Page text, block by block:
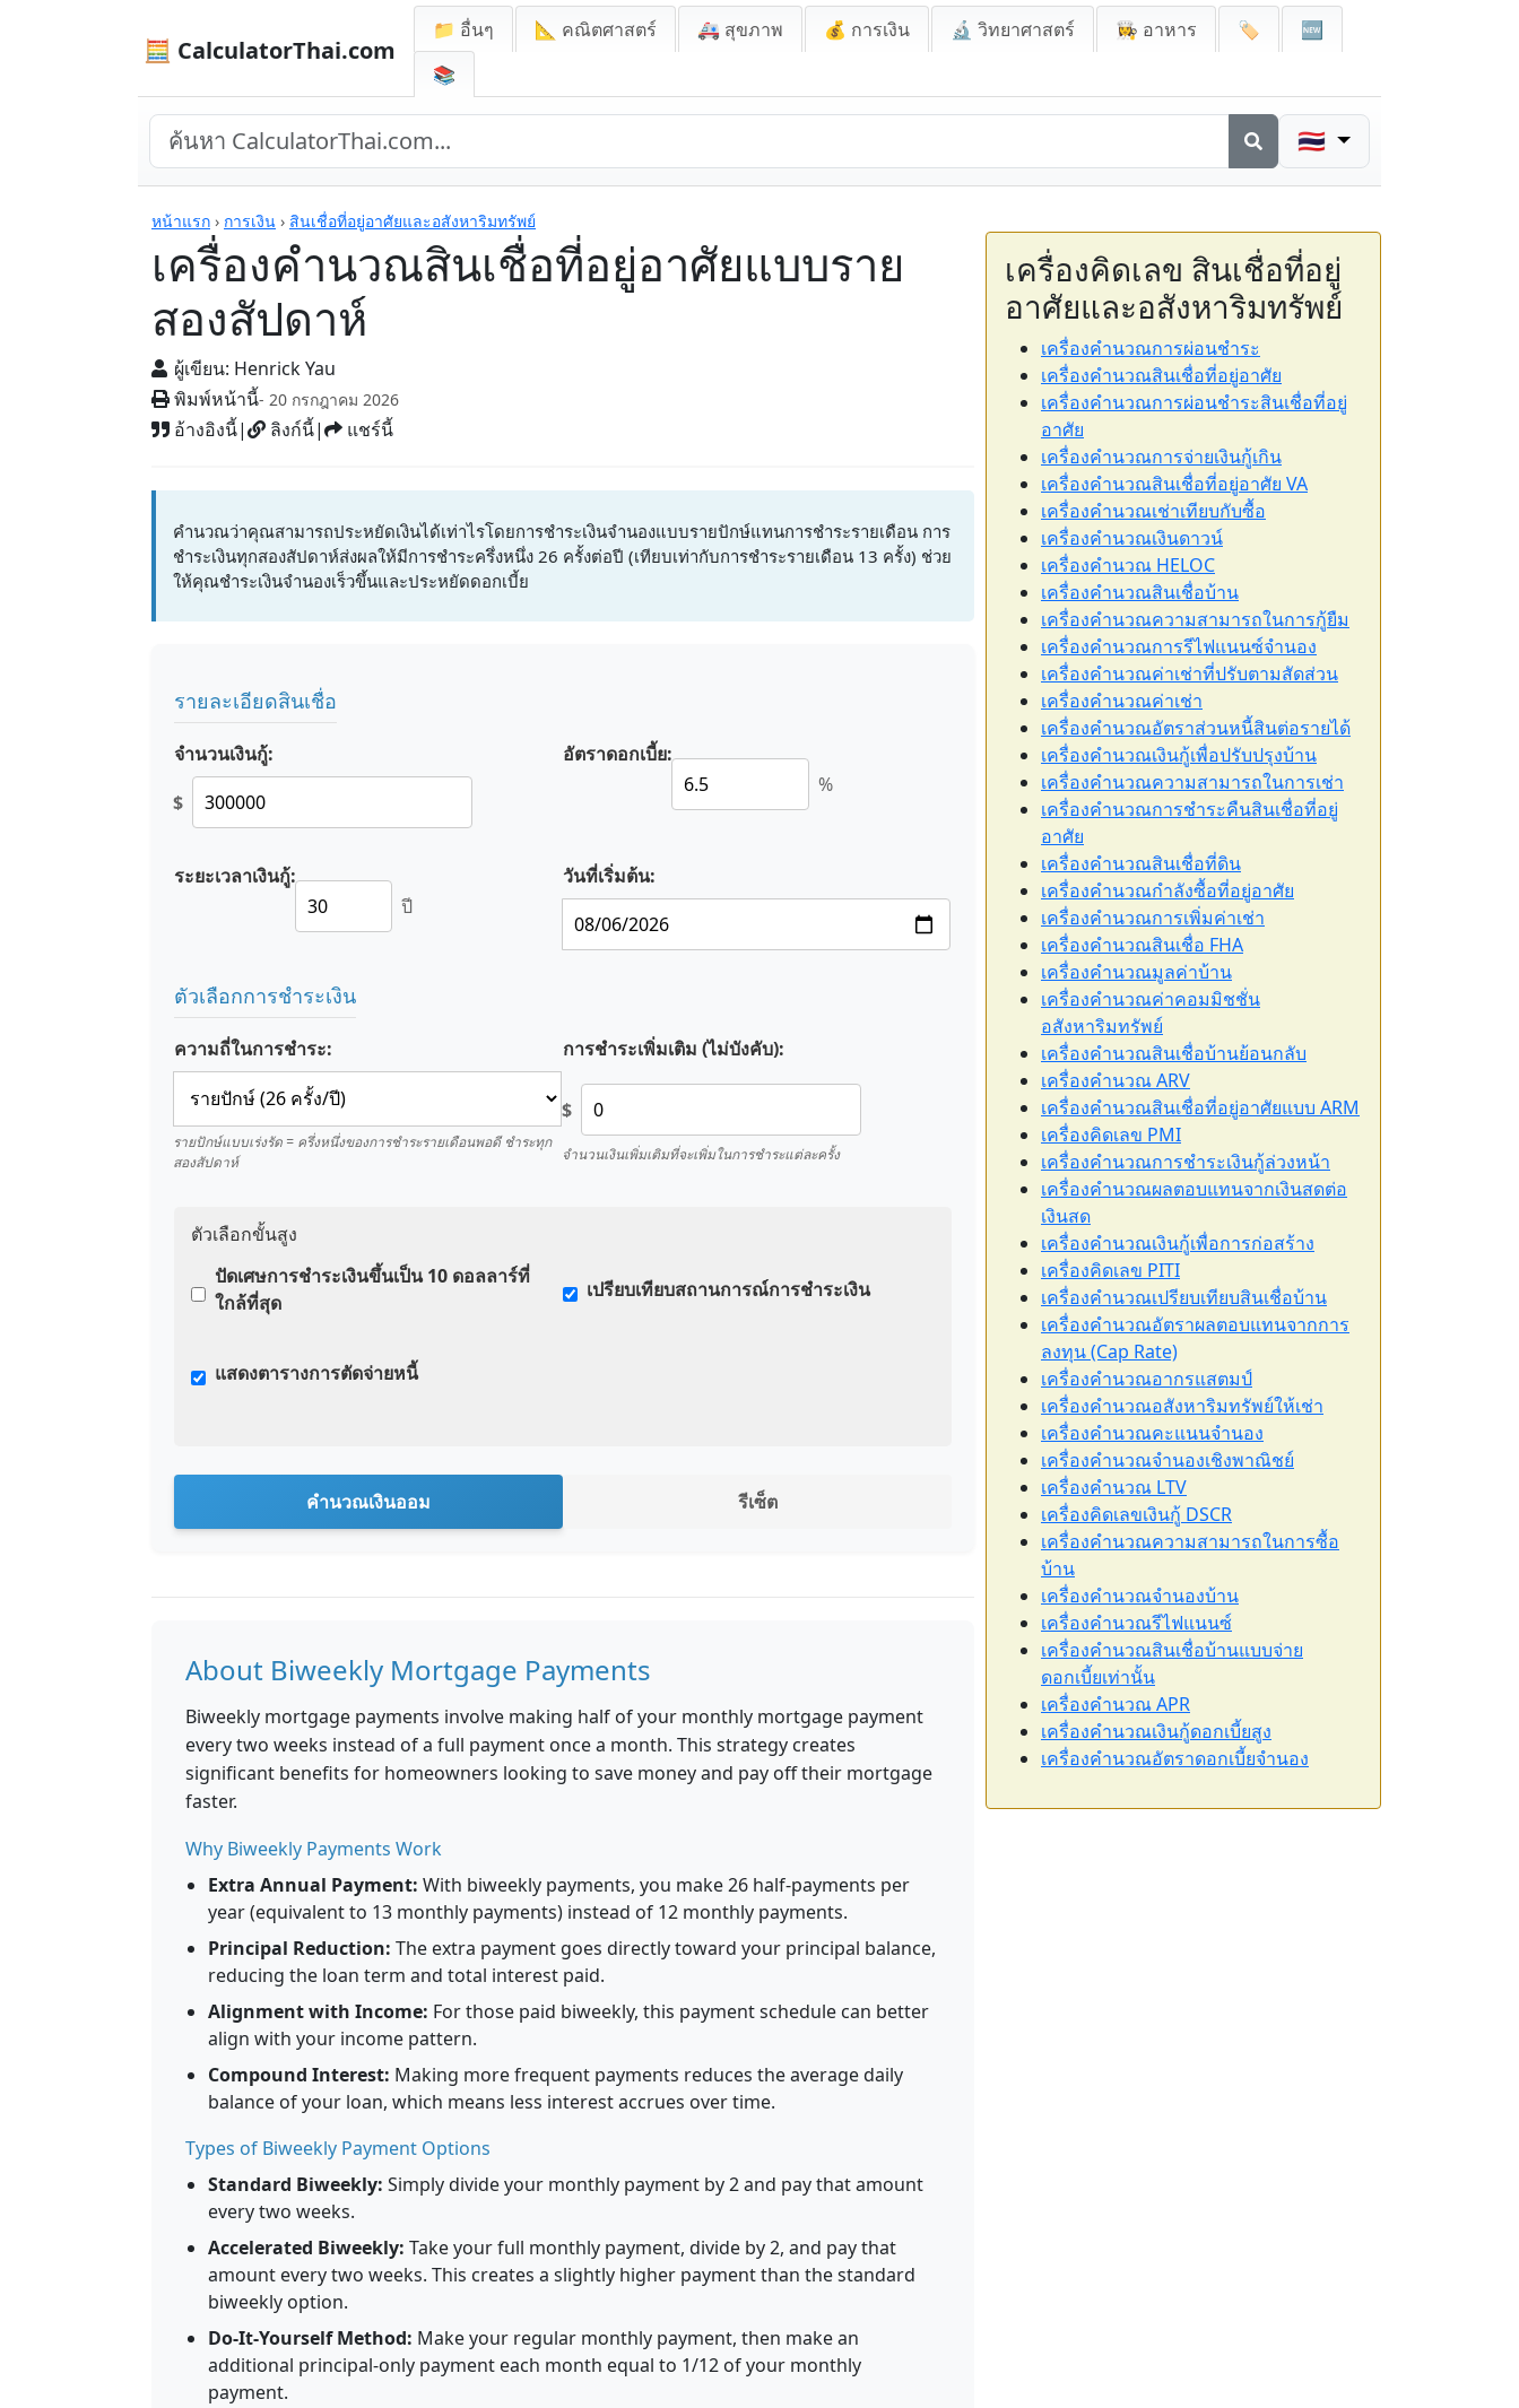
🧮 CalculatorThai.com
📁 อื่นๆ 📐 คณิตศาสตร์ 🚑 สุขภาพ 💰 การเงิน 🔬 วิทยาศาสตร์ 👩‍🍳 อาหาร 🏷️
🆕
📚
🇹🇭
หน้าแรก › การเงิน › สินเชื่อที่อยู่อาศัยและอสังหาริมทรัพย์
เครื่องคำนวณสินเชื่อที่อยู่อาศัยแบบราย
สองสัปดาห์
ผู้เขียน: Henrick Yau
พิมพ์หน้านี้- 20 กรกฎาคม 2026
อ้างอิงนี้| ลิงก์นี้| แชร์นี้
เครื่องคิดเลข
คำนวณว่าคุณสามารถประหยัดเงินได้เท่าไรโดยการชำระเงินจำนองแบบรายปักษ์แทนการชำระรายเดือน การ
ชำระเงินทุกสองสัปดาห์ส่งผลให้มีการชำระครึ่งหนึ่ง 26 ครั้งต่อปี (เทียบเท่ากับการชำระรายเดือน 13 ครั้ง) ช่วย
ให้คุณชำระเงินจำนองเร็วขึ้นและประหยัดดอกเบี้ย
รายละเอียดสินเชื่อ
จำนวนเงินกู้:
$
อัตราดอกเบี้ย:
%
ระยะเวลาเงินกู้:
ปี
วันที่เริ่มต้น:
ตัวเลือกการชำระเงิน
ความถี่ในการชำระ:
รายปักษ์แบบเร่งรัด = ครึ่งหนึ่งของการชำระรายเดือนพอดี ชำระทุก
สองสัปดาห์
การชำระเพิ่มเติม (ไม่บังคับ):
$
จำนวนเงินเพิ่มเติมที่จะเพิ่มในการชำระแต่ละครั้ง
ตัวเลือกขั้นสูง
ปัดเศษการชำระเงินขึ้นเป็น 10 ดอลลาร์ที่
ใกล้ที่สุด
เปรียบเทียบสถานการณ์การชำระเงิน
แสดงตารางการตัดจ่ายหนี้
คำนวณเงินออม รีเซ็ต
About Biweekly Mortgage Payments
Biweekly mortgage payments involve making half of your monthly mortgage payment
every two weeks instead of a full payment once a month. This strategy creates
significant benefits for homeowners looking to save money and pay off their mortgage
faster.
Why Biweekly Payments Work
Extra Annual Payment: With biweekly payments, you make 26 half-payments per
year (equivalent to 13 monthly payments) instead of 12 monthly payments.
Principal Reduction: The extra payment goes directly toward your principal balance,
reducing the loan term and total interest paid.
Alignment with Income: For those paid biweekly, this payment schedule can better
align with your income pattern.
Compound Interest: Making more frequent payments reduces the average daily
balance of your loan, which means less interest accrues over time.
Types of Biweekly Payment Options
Standard Biweekly: Simply divide your monthly payment by 2 and pay that amount
every two weeks.
Accelerated Biweekly: Take your full monthly payment, divide by 2, and pay that
amount every two weeks. This creates a slightly higher payment than the standard
biweekly option.
Do-It-Yourself Method: Make your regular monthly payment, then make an
additional principal-only payment each month equal to 1/12 of your monthly
payment.
เครื่องคิดเลข สินเชื่อที่อยู่
อาศัยและอสังหาริมทรัพย์
เครื่องคำนวณการผ่อนชำระ
เครื่องคำนวณสินเชื่อที่อยู่อาศัย
เครื่องคำนวณการผ่อนชำระสินเชื่อที่อยู่
อาศัย
เครื่องคำนวณการจ่ายเงินกู้เกิน
เครื่องคำนวณสินเชื่อที่อยู่อาศัย VA
เครื่องคำนวณเช่าเทียบกับซื้อ
เครื่องคำนวณเงินดาวน์
เครื่องคำนวณ HELOC
เครื่องคำนวณสินเชื่อบ้าน
เครื่องคำนวณความสามารถในการกู้ยืม
เครื่องคำนวณการรีไฟแนนซ์จำนอง
เครื่องคำนวณค่าเช่าที่ปรับตามสัดส่วน
เครื่องคำนวณค่าเช่า
เครื่องคำนวณอัตราส่วนหนี้สินต่อรายได้
เครื่องคำนวณเงินกู้เพื่อปรับปรุงบ้าน
เครื่องคำนวณความสามารถในการเช่า
เครื่องคำนวณการชำระคืนสินเชื่อที่อยู่
อาศัย
เครื่องคำนวณสินเชื่อที่ดิน
เครื่องคำนวณกำลังซื้อที่อยู่อาศัย
เครื่องคำนวณการเพิ่มค่าเช่า
เครื่องคำนวณสินเชื่อ FHA
เครื่องคำนวณมูลค่าบ้าน
เครื่องคำนวณค่าคอมมิชชั่น
อสังหาริมทรัพย์
เครื่องคำนวณสินเชื่อบ้านย้อนกลับ
เครื่องคำนวณ ARV
เครื่องคำนวณสินเชื่อที่อยู่อาศัยแบบ ARM
เครื่องคิดเลข PMI
เครื่องคำนวณการชำระเงินกู้ล่วงหน้า
เครื่องคำนวณผลตอบแทนจากเงินสดต่อ
เงินสด
เครื่องคำนวณเงินกู้เพื่อการก่อสร้าง
เครื่องคิดเลข PITI
เครื่องคำนวณเปรียบเทียบสินเชื่อบ้าน
เครื่องคำนวณอัตราผลตอบแทนจากการ
ลงทุน (Cap Rate)
เครื่องคำนวณอากรแสตมป์
เครื่องคำนวณอสังหาริมทรัพย์ให้เช่า
เครื่องคำนวณคะแนนจำนอง
เครื่องคำนวณจำนองเชิงพาณิชย์
เครื่องคำนวณ LTV
เครื่องคิดเลขเงินกู้ DSCR
เครื่องคำนวณความสามารถในการซื้อ
บ้าน
เครื่องคำนวณจำนองบ้าน
เครื่องคำนวณรีไฟแนนซ์
เครื่องคำนวณสินเชื่อบ้านแบบจ่าย
ดอกเบี้ยเท่านั้น
เครื่องคำนวณ APR
เครื่องคำนวณเงินกู้ดอกเบี้ยสูง
เครื่องคำนวณอัตราดอกเบี้ยจำนอง